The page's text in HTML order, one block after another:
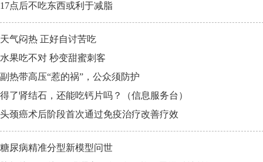
17点后不吃东西或利于减脂
天气闷热 正好自讨苦吃
水果吃不对 秒变甜蜜刺客
副热带高压“惹的祸”，公众须防护
得了肾结石，还能吃钙片吗？（信息服务台）
头颈癌术后阶段首次通过免疫治疗改善疗效
糖尿病精准分型新模型问世